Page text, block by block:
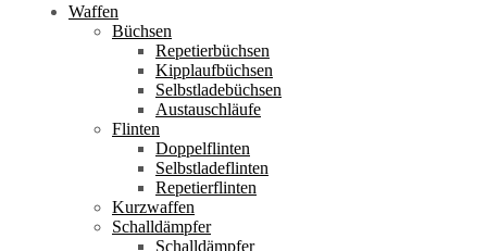
Waffen
Büchsen
Repetierbüchsen
Kipplaufbüchsen
Selbstladebüchsen
Austauschläufe
Flinten
Doppelflinten
Selbstladeflinten
Repetierflinten
Kurzwaffen
Schalldämpfer
Schalldämpfer